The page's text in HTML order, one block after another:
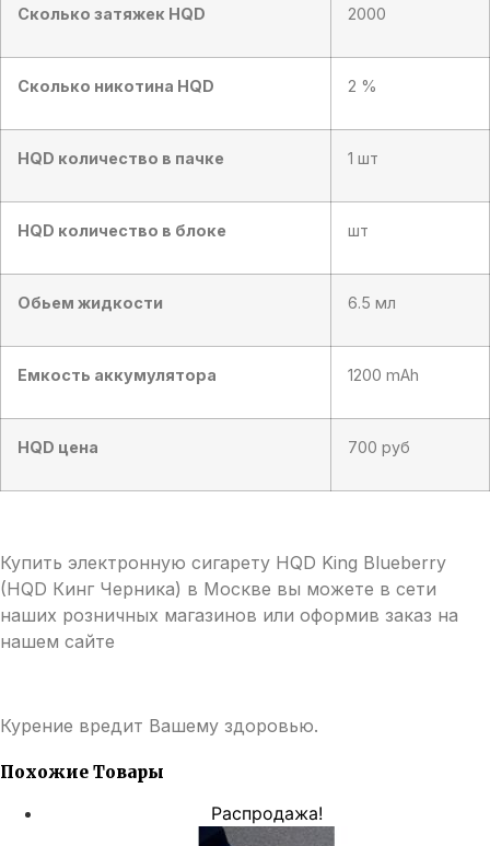
Сколько затяжек HQD 2000
Сколько никотина HQD 2 %
HQD количество в пачке 1 шт
HQD количество в блоке шт
Обьем жидкости 6.5 мл
Емкость аккумулятора 1200 mAh
HQD цена 700 руб
Купить электронную сигарету HQD King Blueberry
(HQD Кинг Черника) в Москве вы можете в сети
наших розничных магазинов или оформив заказ на
нашем сайте
Курение вредит Вашему здоровью.
Похожие Товары
Распродажа!